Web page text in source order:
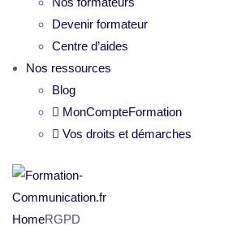
Devenir formateur
Centre d’aides
Nos ressources
Blog
MonCompteFormation
Vos droits et démarches
HomeRGPD